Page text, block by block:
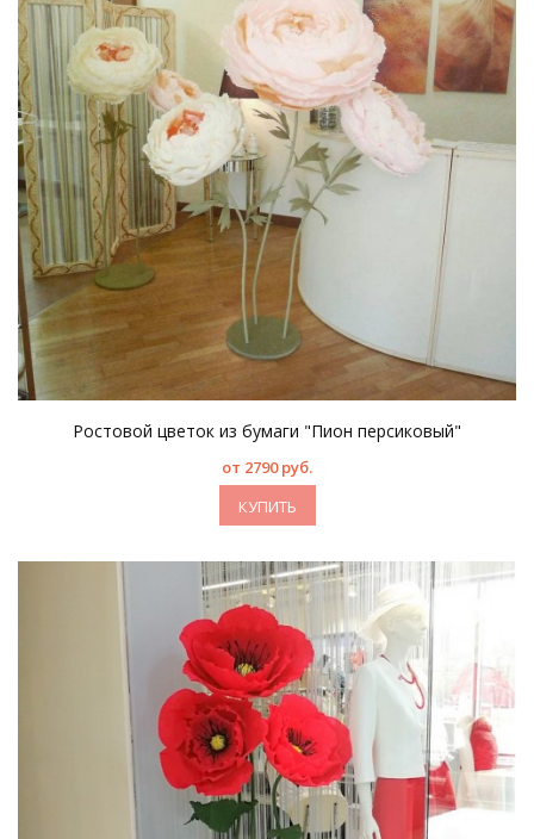
Ростовой цветок из бумаги "Пион персиковый"
от 2790 руб.
КУПИТЬ